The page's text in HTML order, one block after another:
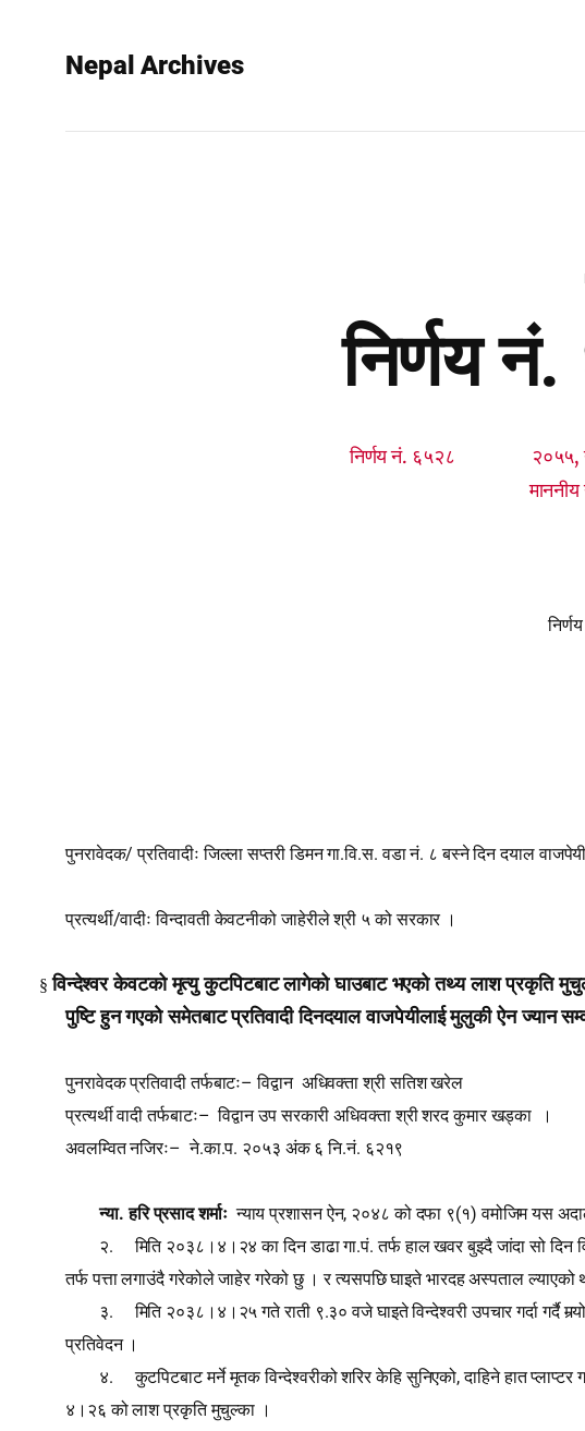
Nepal Archives
निर्णय
निर्णय नं. ६५२८ २०५५,
पुनरावेदक/ प्रतिवादीः जिल्ला सप्‍तरी डिमन गा.वि.स.वडा नं. ८ बस्ने दिन दयाल
प्रत्यर्थी/वादीः विन्दावती केवटनीको जाहेरीले श्री ५ को सरकार ।
§ विन्देश्‍वर केवटको मृत्यु कुटपिटबाट लागेको घाउबाट भएको तथ्य लाश प्रकृति
पुष्‍टि हुन गएको समेतबाट प्रतिवादी दिनदयाल वाजपेयीलाई मुलुकी ऐन ज्यान
पुनरावेदक प्रतिवादी तर्फबाटः–विद्वान अधिवक्ता श्री सतिश खरेल
प्रत्यर्थी वादी तर्फबाटः– विद्वान उप सरकारी अधिवक्ता श्री शरद कुमार खड्का
।
अवलम्वित नजिरः– ने.का.प. २०५३ अंक ६ नि.नं. ६२१९
न्या.हरि प्रसाद शर्माः न्याय प्रशासन ऐन, २०४८ को दफा ९(१)वमोजिम यस
२. मिति २०३८।४।२४ का दिन डाढा गा.पं.तर्फ हाल खवर बुझ्दै जांदा सो दिन
तर्फ पत्ता लगाउंदै गरेकोले जाहेर गरेको छु । र त्यसपछि घाइते भारदह अस्पताल ल्याएको
३. मिति २०३८।४।२५ गते राती ९.३० वजे घाइते विन्देश्‍वरी उपचार गर्दा गर्दै
प्रतिवेदन ।
४. कुटपिटबाट मर्ने मृतक विन्देश्‍वरीको शरिर केहि सुनिएको,दाहिने हात प्लाप्टर
४।२६ को लाश प्रकृति मुचुल्का ।